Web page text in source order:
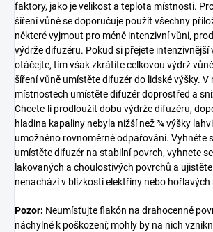
faktory, jako je velikost a teplota místnosti.
šíření vůně se doporučuje použít všechny
některé vyjmout pro méně intenzivní vůni,
výdrže difuzéru. Pokud si přejete intenzivnější
otáčejte, tím však zkrátíte celkovou výdrž
šíření vůně umístěte difuzér do lidské výšky. V
místnostech umístěte difuzér doprostřed a
Chcete-li prodloužit dobu výdrže difuzéru,
hladina kapaliny nebyla nižší než ¾ výšky
umožněno rovnoměrné odpařování. Vyhněte
umístěte difuzér na stabilní povrch, vyhnete
lakovaných a choulostivých povrchů a
nenachází v blízkosti elektřiny nebo
Pozor: Neumísťujte flakón na drahocenné
náchylné k poškození; mohly by na nich